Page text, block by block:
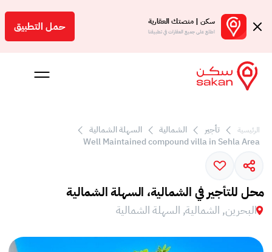
سكن | منصتك العقارية
اطلع على جميع العقارات في تطبيقنا حمل التطبيق
بالعمولة
الرئيسية تأجير الشمالية
السهلة الشمالية
Well Maintained compound villa in Sehla Area
محل للتأجير في الشمالية، السهلة الشمالية
البحرين, الشمالية, السهلة الشمالية